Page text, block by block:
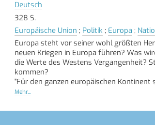
Deutsch
328 S.
Europäische Union ; Politik ; Europa ;
Europa steht vor seiner wohl größten
neuen Kriegen in Europa führen? Was
die Werte des Westens Vergangenheit?
kommen?
"Für den ganzen europäischen
internationalen Ordnung, die Grundlage
Er schien schon zum Greifen nah: Der
Mehr...